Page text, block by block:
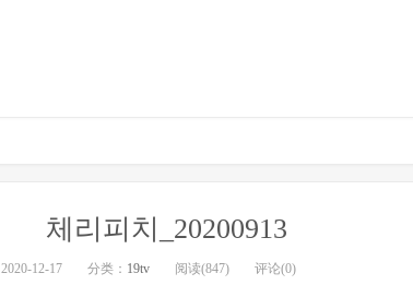
체리피치_20200913
2020-12-17 分类： 19tv 阅读(847) 评论(0)